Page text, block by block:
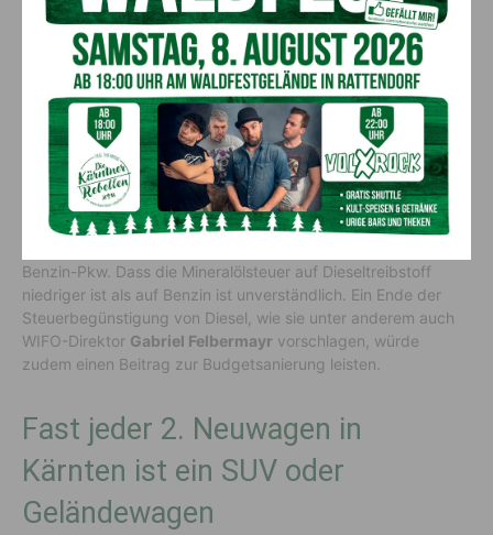
Schadstoffe aus – WIFO fordert
Ende der Steuervergünstigung
Österreichweit verursachten alle neuzugelassenen Benzin-
Pkw laut Herstellerangaben im Schnitt 134 Gramm CO2 pro
Kilometer, die Diesel-Pkw 149 Gramm CO2 pro Kilometer. Auf
den gesamten Pkw-Bestand bezogen stoßen Diesel-Pkw laut
Umweltbundesamt pro Kilometer vier Mal so viele
Benzin-Pkw. Dass die Mineralölsteuer auf Dieseltreibstoff
niedriger ist als auf Benzin ist unverständlich. Ein Ende der
Steuerbegünstigung von Diesel, wie sie unter anderem auch
WIFO-Direktor Gabriel Felbermayr vorschlagen, würde
zudem einen Beitrag zur Budgetsanierung leisten.
Fast jeder 2. Neuwagen in
Kärnten ist ein SUV oder
Geländewagen